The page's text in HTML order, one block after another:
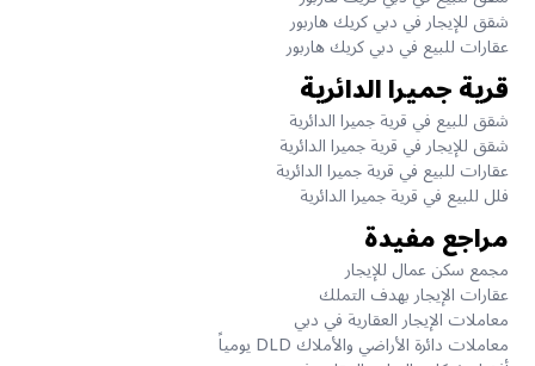
شقق للإيجار في دبي كريك هاربور
عقارات للبيع في دبي كريك هاربور
قرية جميرا الدائرية
شقق للبيع في قرية جميرا الدائرية
شقق للإيجار في قرية جميرا الدائرية
عقارات للبيع في قرية جميرا الدائرية
فلل للبيع في قرية جميرا الدائرية
مراجع مفيدة
مجمع سكن عمال للإيجار
عقارات الإيجار بهدف التملك
معاملات الإيجار العقارية في دبي
معاملات دائرة الأراضي والأملاك DLD يومياً